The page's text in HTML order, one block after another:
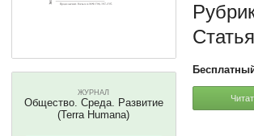
ЖУРНАЛ
Общество. Среда. Развитие
(Terra Humana)